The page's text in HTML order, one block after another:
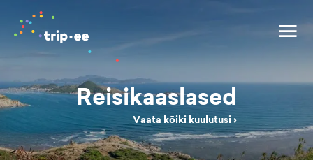
Reisikaaslased
Vaata kõiki kuulutusi ›